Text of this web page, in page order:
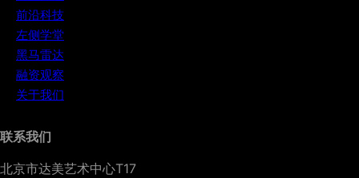
前沿科技
左侧学堂
黑马雷达
融资观察
关于我们
联系我们
北京市达美艺术中心T17